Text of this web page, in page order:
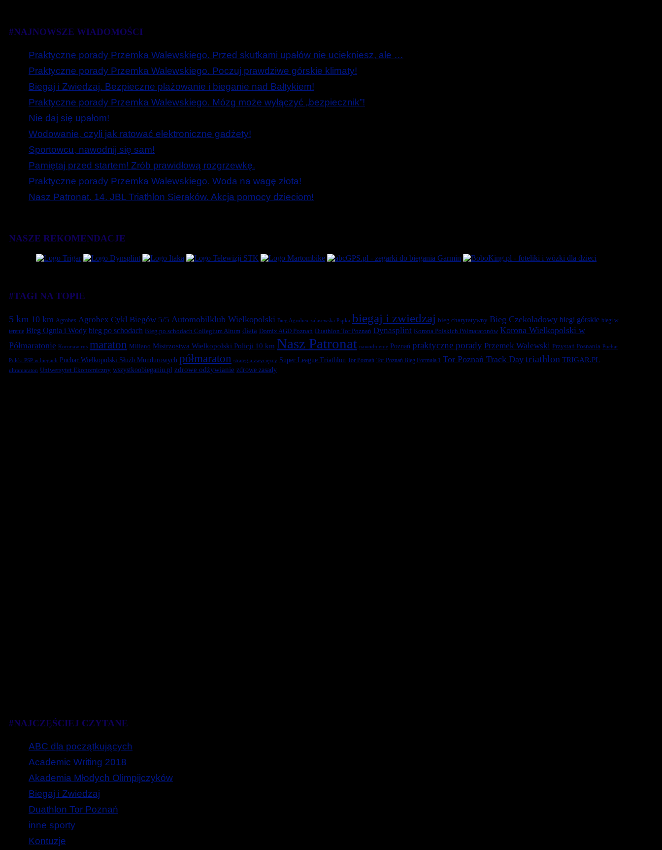
#NAJNOWSZE WIADOMOŚCI
Praktyczne porady Przemka Walewskiego. Przed skutkami upałów nie uciekniesz, ale …
Praktyczne porady Przemka Walewskiego. Poczuj prawdziwe górskie klimaty!
Biegaj i Zwiedzaj. Bezpieczne plażowanie i bieganie nad Bałtykiem!
Praktyczne porady Przemka Walewskiego. Mózg może wyłączyć „bezpiecznik”!
Nie daj się upałom!
Wodowanie, czyli jak ratować elektroniczne gadżety!
Sportowcu, nawodnij się sam!
Pamiętaj przed startem! Zrób prawidłową rozgrzewkę.
Praktyczne porady Przemka Walewskiego. Woda na wagę złota!
Nasz Patronat. 14. JBL Triathlon Sieraków. Akcja pomocy dzieciom!
NASZE REKOMENDACJE
#TAGI NA TOPIE
5 km 10 km Agrobex Agrobex Cykl Biegów 5/5 Automobilklub Wielkopolski Bieg Agrobex zalasewska Piątka biegaj i zwiedzaj bieg charytatywny Bieg Czekoladowy biegi górskie biegi w
terenie Bieg Ognia i Wody bieg po schodach Bieg po schodach Collegium Altum dieta Domix AGD Poznań Duathlon Tor Poznań Dynasplint Korona Polskich Półmaratonów Korona Wielkopolski w
Półmaratonie Koronawirus maraton Millano Mistrzostwa Wielkopolski Policji 10 km Nasz Patronat nawodnienie Poznań praktyczne porady Przemek Walewski Przystań Posnania Puchar
Polski PSP w biegach Puchar Wielkopolski Służb Mundurowych półmaraton strategia zwycięzcy Super League Triathlon Tor Poznań Tor Poznań Bieg Formuła 1 Tor Poznań Track Day triathlon TRIGAR.PL
ultramaraton Uniwersytet Ekonomiczny wszystkoobieganiu.pl zdrowe odżywianie zdrowe zasady
#NAJCZĘŚCIEJ CZYTANE
ABC dla początkujących
Academic Writing 2018
Akademia Młodych Olimpijczyków
Biegaj i Zwiedzaj
Duathlon Tor Poznań
inne sporty
Kontuzje